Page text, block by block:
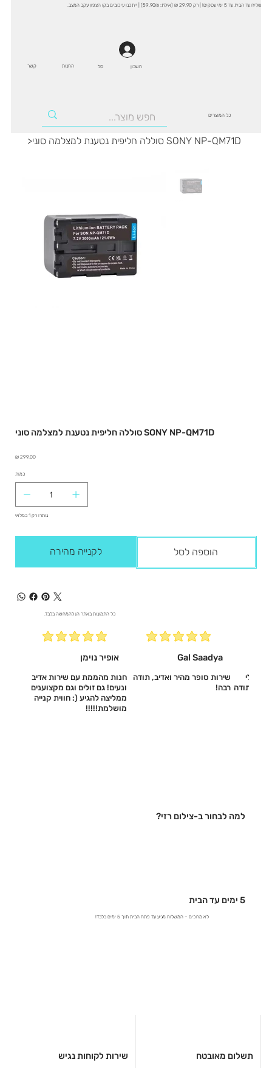
שליח עד הבית עד 5 ימי עסקים! | רק 29.90 ₪ (אילת: 59.90₪) | ייתכנו עיכובים בקו הצפון עקב המצב.
חשבון סל קשר החנות
כל המוצרים
> סוללה חליפית נטענת למצלמה סוני SONY NP-QM71D
סוללה חליפית נטענת למצלמה סוני SONY NP-QM71D
מחיר ‏299.00 ‏₪
כמות
נותרו רק 1 במלאי
הוספה לסל לקנייה מהירה
כל התמונות באתר הן להמחשה בלבד.
אופיר נוימן
חנות מהממת עם שירות אדיב
ונעים! גם זולים וגם מקצוענים
ממליצה להגיע (: חווית קנייה
מושלמת!!!!!‎
Gal Saadya
שירות סופר מהיר ואדיב, תודה
רבה!
לי
תודה
למה לבחור ב-צילום רזי?
שירות לקוחות נגיש
5 ימים עד הבית
לא מחכים – המשלוח מגיע עד פתח הבית תוך 5 ימים בלבד!
תשלום מאובטח